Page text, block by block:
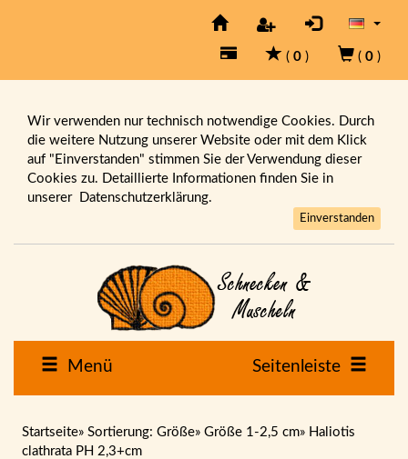
( 0 ) ( 0 )
Wir verwenden nur technisch notwendige Cookies. Durch
die weitere Nutzung unserer Website oder mit dem Klick
auf "Einverstanden" stimmen Sie der Verwendung dieser
Cookies zu. Detaillierte Informationen finden Sie in
unserer Datenschutzerklärung.
Einverstanden
Menü Seitenleiste
Startseite» Sortierung: Größe» Größe 1-2,5 cm» Haliotis
clathrata PH 2,3+cm